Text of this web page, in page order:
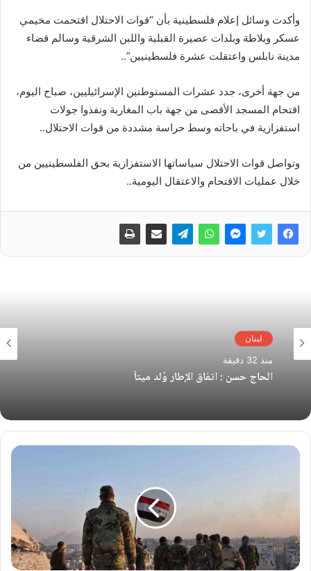
وأكدت وسائل إعلام فلسطينية بأن “قوات الاحتلال اقتحمت مخيمي
عسكر وبلاطة وبلدات عصيرة القبلية واللبن الشرقية وسالم قضاء
مدينة نابلس واعتقلت عشرة فلسطينيين”..
من جهة أخرى، جدد عشرات المستوطنين الإسرائيليين، صباح اليوم،
اقتحام المسجد الأقصى من جهة باب المغاربة ونفذوا جولات
استفزازية في باحاته وسط حراسة مشددة من قوات الاحتلال..
وتواصل قوات الاحتلال سياساتها الاستفزازية بحق الفلسطينيين من
خلال عمليات الاقتحام والاعتقال اليومية..
لبنان
منذ 32 دقيقة
الحاج حسن : اتفاق الإطار وُلد ميتاً